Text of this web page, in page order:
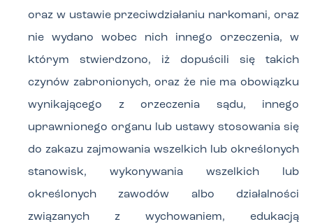
oraz w ustawie przeciwdziałaniu narkomani, oraz
nie wydano wobec nich innego orzeczenia, w
którym stwierdzono, iż dopuścili się takich
czynów zabronionych, oraz że nie ma obowiązku
wynikającego z orzeczenia sądu, innego
uprawnionego organu lub ustawy stosowania się
do zakazu zajmowania wszelkich lub określonych
stanowisk, wykonywania wszelkich lub
określonych zawodów albo działalności
związanych z wychowaniem, edukacją